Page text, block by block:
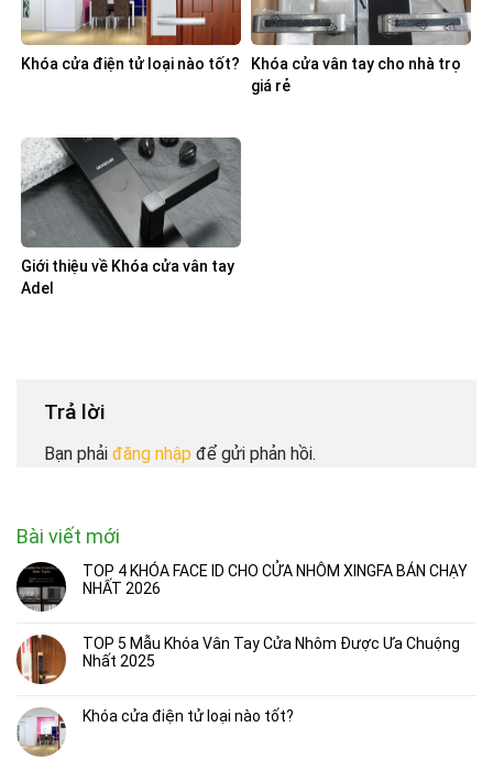
Khóa Cửa Điện Tử Lizman L208NF
4.800.000 ₫
Khóa Vân Tay Cửa Nhôm Hai Mặt Lizman LS401
8.800.000₫
Khóa Vân Tay Lizman G010-CNC
6.000.000₫
KHÓA CỬA THÔNG MINH LIZMAN VIỆT NAM
(mặt đường vành đai 2)
Hotline: 0367 585 949 – Tel: 02462 971 666
Email: info@lizman.vn